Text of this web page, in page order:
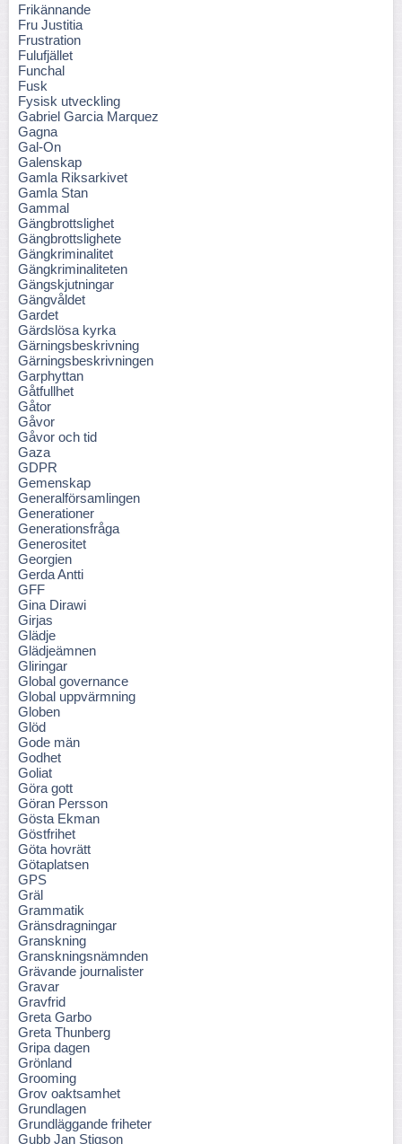
Frikännande
Fru Justitia
Frustration
Fulufjället
Funchal
Fusk
Fysisk utveckling
Gabriel Garcia Marquez
Gagna
Gal-On
Galenskap
Gamla Riksarkivet
Gamla Stan
Gammal
Gängbrottslighet
Gängbrottslighete
Gängkriminalitet
Gängkriminaliteten
Gängskjutningar
Gängvåldet
Gardet
Gärdslösa kyrka
Gärningsbeskrivning
Gärningsbeskrivningen
Garphyttan
Gåtfullhet
Gåtor
Gåvor
Gåvor och tid
Gaza
GDPR
Gemenskap
Generalförsamlingen
Generationer
Generationsfråga
Generositet
Georgien
Gerda Antti
GFF
Gina Dirawi
Girjas
Glädje
Glädjeämnen
Gliringar
Global governance
Global uppvärmning
Globen
Glöd
Gode män
Godhet
Goliat
Göra gott
Göran Persson
Gösta Ekman
Göstfrihet
Göta hovrätt
Götaplatsen
GPS
Gräl
Grammatik
Gränsdragningar
Granskning
Granskningsnämnden
Grävande journalister
Gravar
Gravfrid
Greta Garbo
Greta Thunberg
Gripa dagen
Grönland
Grooming
Grov oaktsamhet
Grundlagen
Grundläggande friheter
Gubb Jan Stigson